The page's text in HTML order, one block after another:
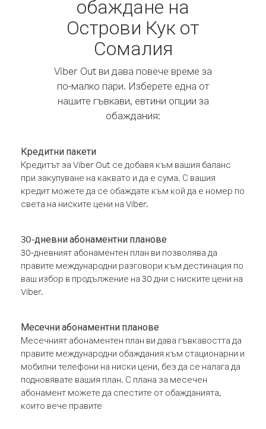
обаждане на
Острови Кук от
Сомалия
Viber Out ви дава повече време за
по-малко пари. Изберете една от
нашите гъвкави, евтини опции за
обаждания:
Кредитни пакети
Кредитът за Viber Out се добавя към вашия баланс
при закупуване на каквато и да е сума. С вашия
кредит можете да се обаждате към кой да е номер по
света на ниските цени на Viber.
30-дневни абонаментни планове
30-дневният абонаментен план ви позволява да
правите международни разговори към дестинация по
ваш избор в продължение на 30 дни с ниските цени на
Viber.
Месечни абонаментни планове
Месечният абонаментен план ви дава гъвкавостта да
правите международни обаждания към стационарни и
мобилни телефони на ниски цени, без да се налага да
подновявате вашия план. С плана за месечен
абонамент можете да спестите от обажданията,
които вече правите